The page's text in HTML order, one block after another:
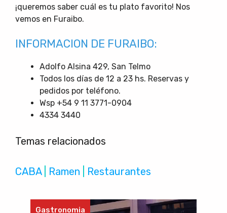
¡queremos saber cuál es tu plato favorito! Nos
vemos en Furaibo.
INFORMACION DE FURAIBO:
Adolfo Alsina 429, San Telmo
Todos los días de 12 a 23 hs. Reservas y
pedidos por teléfono.
Wsp +54 9 11 3771-0904
4334 3440
Temas relacionados
CABA | Ramen Restaurantes
Gastronomia